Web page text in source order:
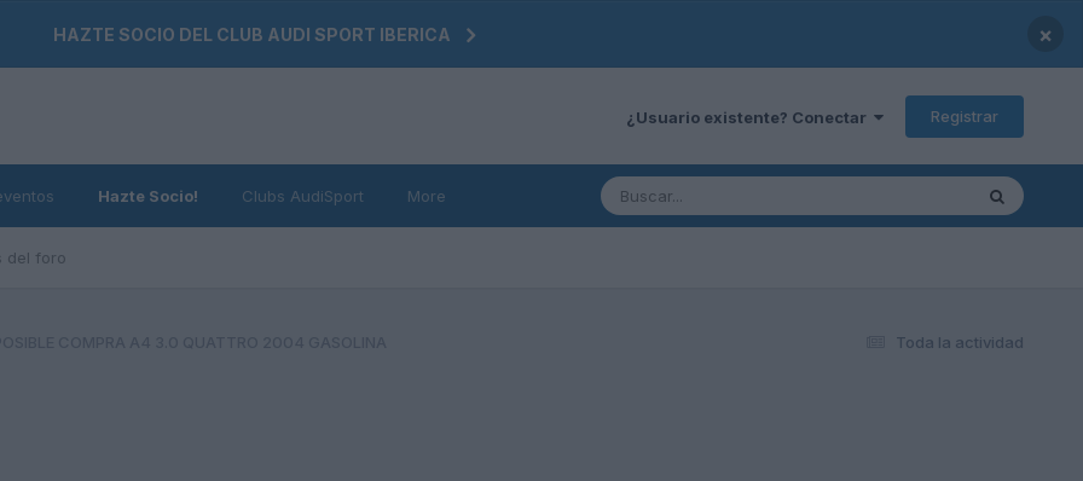
HAZTE SOCIO DEL CLUB AUDI SPORT IBERICA ×
¿Usuario existente? Conectar Registrar
del foro
Hazte Socio! Clubs AudiSport More
Toda la actividad